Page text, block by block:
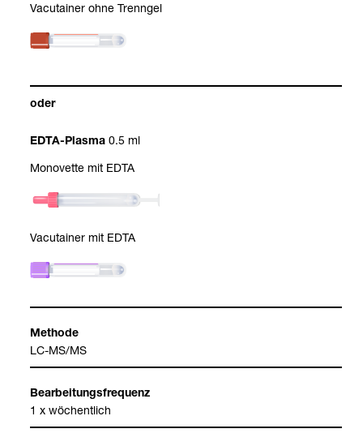
Vacu­tai­ner ohne Trenn­gel
oder
EDTA-​Plasma 0.5 ml
Mono­vette mit EDTA
Vacu­tai­ner mit EDTA
Methode
LC-​MS/MS
Bear­bei­tungs­fre­quenz
1 x wöchent­lich